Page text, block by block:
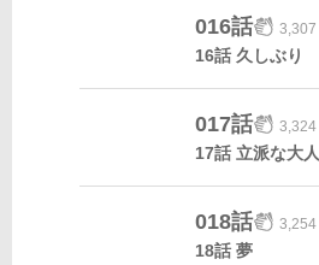
016話 3,307
16話 久しぶり
017話 3,324
17話 立派な大人
018話 3,254
18話 夢